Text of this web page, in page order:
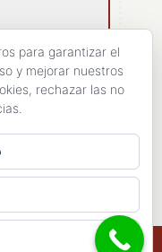
Consulting. All
para garantizar el
y mejorar nuestros
rechazar las no